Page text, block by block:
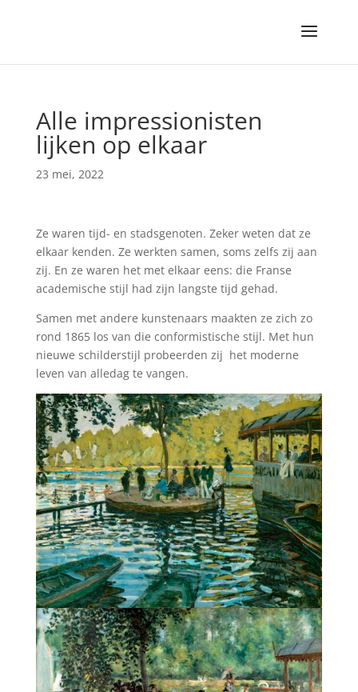
Alle impressionisten
lijken op elkaar
23 mei, 2022
Ze waren tijd- en stadsgenoten. Zeker weten dat ze
elkaar kenden. Ze werkten samen, soms zelfs zij aan
zij. En ze waren het met elkaar eens: die Franse
academische stijl had zijn langste tijd gehad.
Samen met andere kunstenaars maakten ze zich zo
rond 1865 los van die conformistische stijl. Met hun
nieuwe schilderstijl probeerden zij het moderne
leven van alledag te vangen.